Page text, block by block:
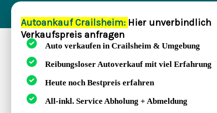
Autoankauf Crailsheim: Hier unverbindlich
Verkaufspreis anfragen
Auto verkaufen in Crailsheim & Umgebung
Reibungsloser Autoverkauf mit viel Erfahrung
Heute noch Bestpreis erfahren
All-inkl. Service Abholung + Abmeldung